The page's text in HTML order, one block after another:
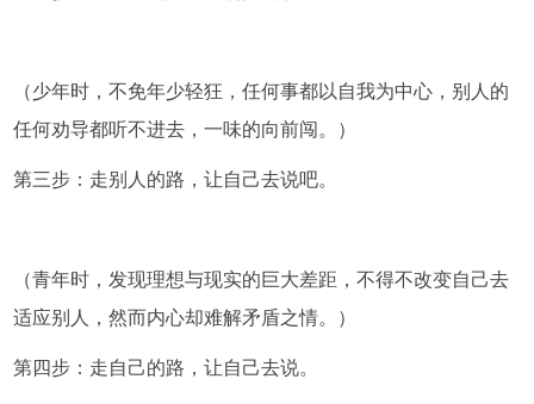
（少年时，不免年少轻狂，任何事都以自我为中心，别人的
任何劝导都听不进去，一味的向前闯。）
第三步：走别人的路，让自己去说吧。
（青年时，发现理想与现实的巨大差距，不得不改变自己去
适应别人，然而内心却难解矛盾之情。）
第四步：走自己的路，让自己去说。